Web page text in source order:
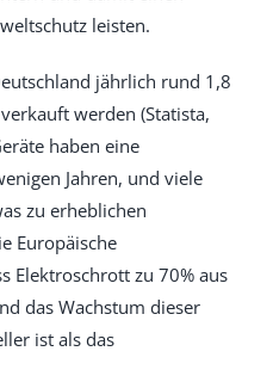
leisten.
jährlich rund 1,8
werden (Statista,
haben eine
Jahren, und viele
zu erheblichen
Europäische
Elektroschrott zu 70% aus
das Wachstum dieser
ist als das